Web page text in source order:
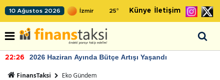
10 Ağustos 2026 25° Künye İletişim
22:26 2026 Haziran Ayında Bütçe Artışı Yaşandı
FinansTaksi Eko Gündem